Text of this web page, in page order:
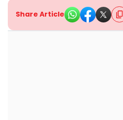
Share Article